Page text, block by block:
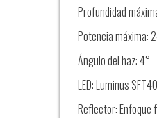
Profundidad
Potencia máxima:
Ángulo del haz: 4°
LED: Luminus SFT40
Reflector: Enfoque